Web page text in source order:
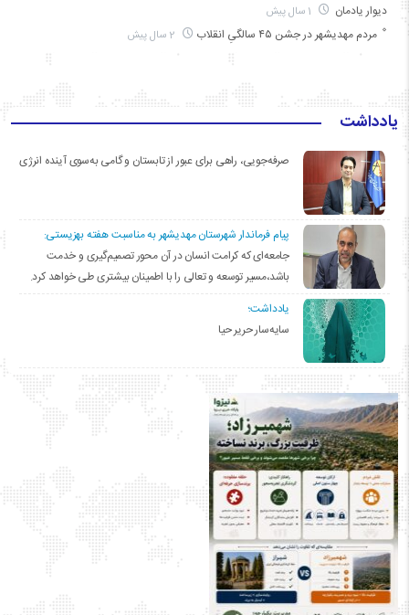
دیوار یادمان
مردم مهدیشهر در جشن ۴۵ سالگیِ انقلاب
یادداشت
صرفه‌جویی، راهی برای عبور از تابستان و گامی به‌سوی آینده انرژی
پیام فرماندار شهرستان مهدیشهر به مناسبت هفته بهزیستی:
جامعه‌ای که کرامت انسان در آن محور تصمیم‌گیری و خدمت
باشد،مسیر توسعه و تعالی را با اطمینان بیشتری طی خواهد کرد.
یادداشت؛
سایه‌سار حریر حیا